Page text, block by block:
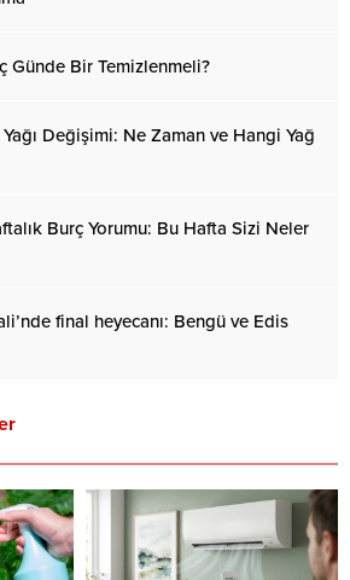
Günde Bir Temizlenmeli?
Değişimi: Ne Zaman ve Hangi Yağ
Burç Yorumu: Bu Hafta Sizi Neler
final heyecanı: Bengü ve Edis